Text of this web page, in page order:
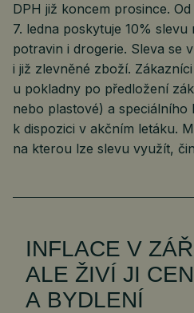
DPH již koncem prosince.
7. ledna poskytuje 10%
potravin i drogerie. Sleva se
i již zlevněné zboží.
u pokladny po předložení
nebo plastové) a speciálního
k dispozici v akčním letáku.
na kterou lze slevu využít,
INFLACE V
ALE ŽIVÍ JI
A BYDLENÍ